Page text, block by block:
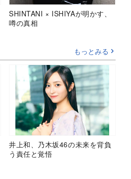
SHINTANI × ISHIYAが明かす、
噂の真相
もっとみる
井上和、乃木坂46の未来を背負
う責任と覚悟